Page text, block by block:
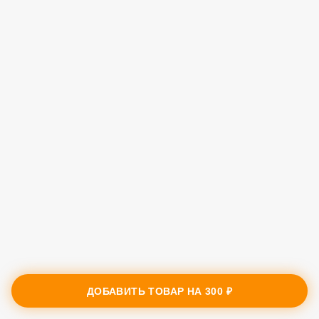
ДОБАВИТЬ ТОВАР НА300 ₽